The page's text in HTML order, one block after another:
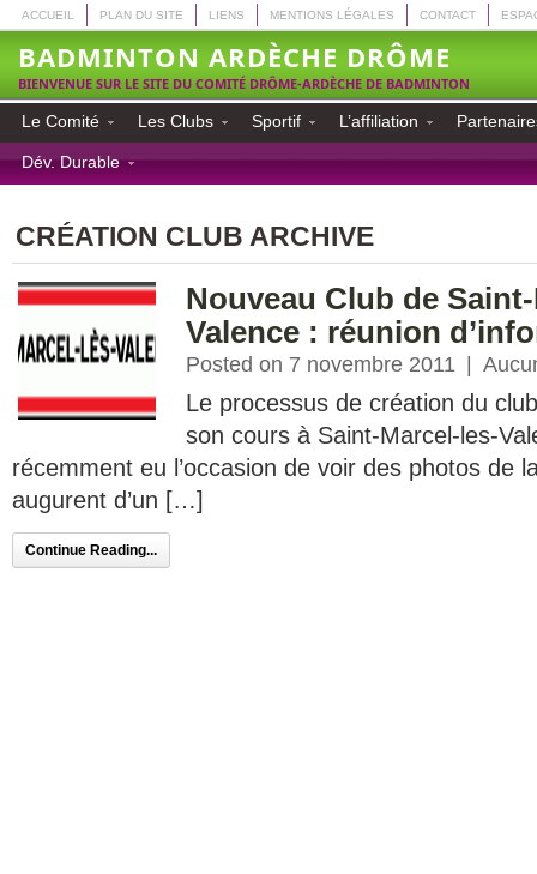
ACCUEIL PLAN DU SITE LIENS MENTIONS LÉGALES CONTACT
BADMINTON ARDÈCHE DRÔME
BIENVENUE SUR LE SITE DU COMITÉ DRÔME-ARDÈCHE DE BADMINTON
Le Comité Les Clubs Sportif L’affiliation
Dév. Durable
CRÉATION CLUB ARCHIVE
Nouveau Club de
Valence : réunion
Posted on 7 novembre 2011
Le processus de création du
son cours à Saint-Marcel-les-
récemment eu l’occasion de voir des photos de
augurent d’un […]
Continue Reading...